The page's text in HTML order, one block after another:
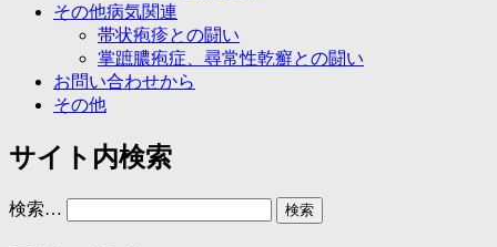
その他病気関連
帯状疱疹との闘い
掌蹠膿疱症、尋常性乾癬との闘い
お問い合わせから
その他
サイト内検索
検索…